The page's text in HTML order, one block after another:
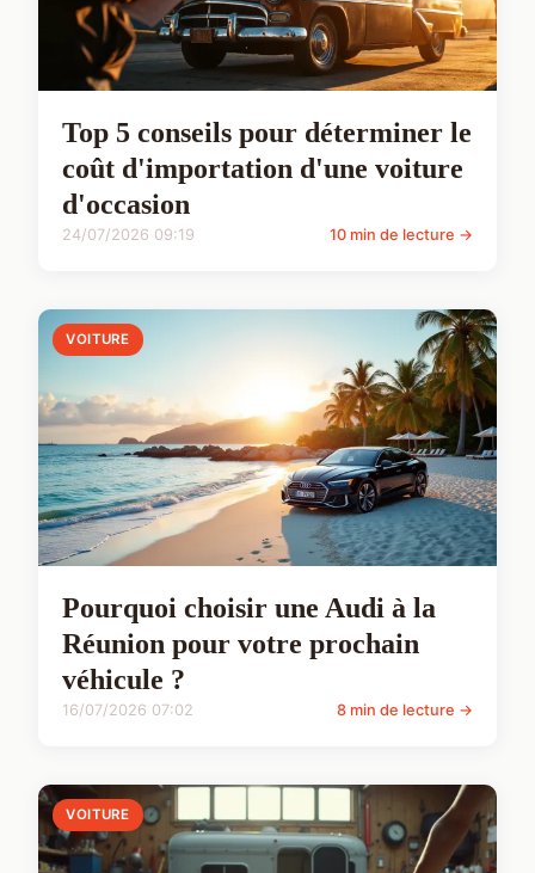
Top 5 conseils pour déterminer le
coût d'importation d'une voiture
d'occasion
24/07/2026 09:19 10 min de lecture →
VOITURE
Pourquoi choisir une Audi à la
Réunion pour votre prochain
véhicule ?
16/07/2026 07:02 8 min de lecture →
VOITURE